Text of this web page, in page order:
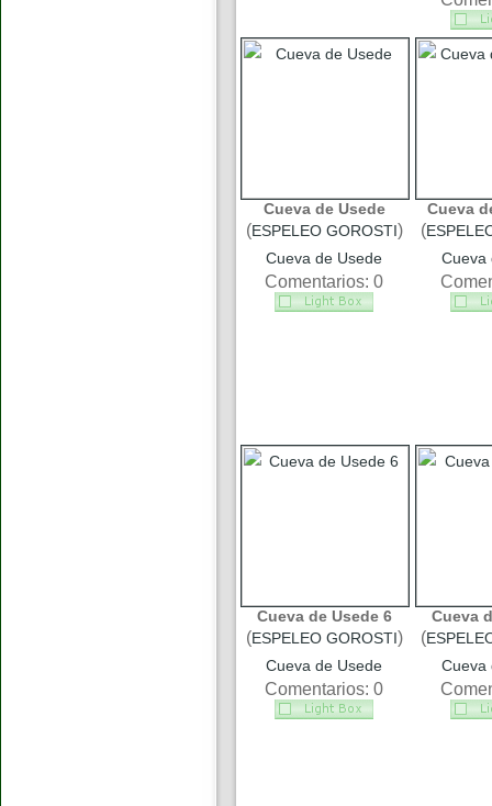
Cueva de Usede
(ESPELEO GOROSTI)
Cueva de Usede
Comentarios: 0
Cueva
(
Cueva
Cueva de Usede 6
(ESPELEO GOROSTI)
Cueva de Usede
Comentarios: 0
Cueva
(
Cueva